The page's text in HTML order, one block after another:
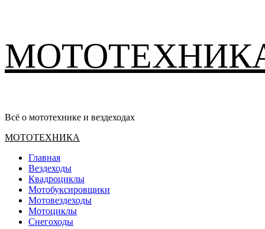
содержимому
Всё о мототехнике и вездеходах
Основное
МОТОТЕХНИКА
Главная
Вездеходы
Квадроциклы
Мотобуксировщики
Мотовездеходы
Мотоциклы
Снегоходы